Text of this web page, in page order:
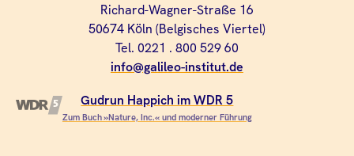
Richard-Wagner-Straße 16
50674 Köln (Belgisches Viertel)
Tel. 0221 . 800 529 60
info@galileo-institut.de
Gudrun Happich im WDR 5
Zum Buch »Nature, Inc.« und moderner Führung